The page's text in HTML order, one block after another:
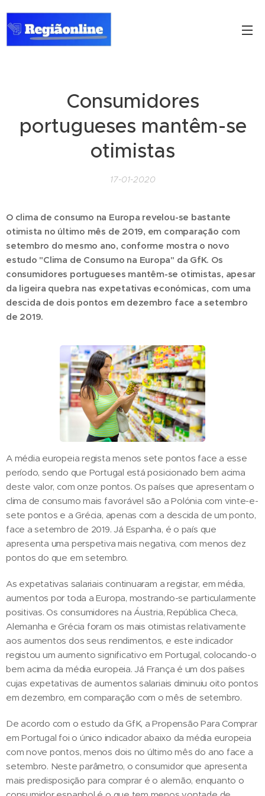
Consumidores
portugueses mantêm-se
otimistas
17-01-2020
O clima de consumo na Europa revelou-se bastante
otimista no último mês de 2019, em comparação com
setembro do mesmo ano, conforme mostra o novo
estudo "Clima de Consumo na Europa" da GfK. Os
consumidores portugueses mantêm-se otimistas, apesar
da ligeira quebra nas expetativas económicas, com uma
descida de dois pontos em dezembro face a setembro
de 2019.
A média europeia regista menos sete pontos face a esse
período, sendo que Portugal está posicionado bem acima
deste valor, com onze pontos. Os países que apresentam o
clima de consumo mais favorável são a Polónia com vinte-e-
sete pontos e a Grécia, apenas com a descida de um ponto,
face a setembro de 2019. Já Espanha, é o país que
apresenta uma perspetiva mais negativa, com menos dez
pontos do que em setembro.
As expetativas salariais continuaram a registar, em média,
aumentos por toda a Europa, mostrando-se particularmente
positivas. Os consumidores na Áustria, República Checa,
Alemanha e Grécia foram os mais otimistas relativamente
aos aumentos dos seus rendimentos, e este indicador
registou um aumento significativo em Portugal, colocando-o
bem acima da média europeia. Já França é um dos países
cujas expetativas de aumentos salariais diminuiu oito pontos
em dezembro, em comparação com o mês de setembro.
De acordo com o estudo da GfK, a Propensão Para Comprar
em Portugal foi o único indicador abaixo da média europeia
com nove pontos, menos dois no último mês do ano face a
setembro. Neste parâmetro, o consumidor que apresenta
mais predisposição para comprar é o alemão, enquanto o